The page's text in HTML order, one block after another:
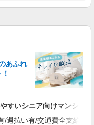
ービス♪日勤のみ！残業
＜日払い有/週払い有/交
含む)＞
あふれ
すいシニア向けマンション
払い有/交通費全支給(ガ